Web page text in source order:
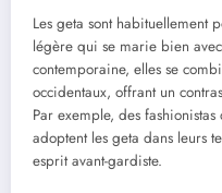
Les geta sont habituellement
légère qui se marie bien
contemporaine, elles se
occidentaux, offrant un
Par exemple, des fashionistas
adoptent les geta dans leurs
esprit avant-gardiste.